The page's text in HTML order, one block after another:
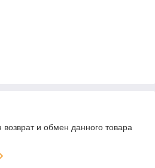
и обмен данного товара